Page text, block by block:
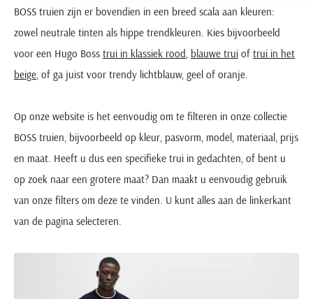
BOSS truien zijn er bovendien in een breed scala aan kleuren:
zowel neutrale tinten als hippe trendkleuren. Kies bijvoorbeeld
voor een Hugo Boss trui in klassiek rood blauwe trui of trui in het
beige , of ga juist voor trendy lichtblauw, geel of oranje.
Op onze website is het eenvoudig om te filteren in onze collectie
BOSS truien, bijvoorbeeld op kleur, pasvorm, model, materiaal, prijs
en maat. Heeft u dus een specifieke trui in gedachten, of bent u
op zoek naar een grotere maat? Dan maakt u eenvoudig gebruik
van onze filters om deze te vinden. U kunt alles aan de linkerkant
van de pagina selecteren.